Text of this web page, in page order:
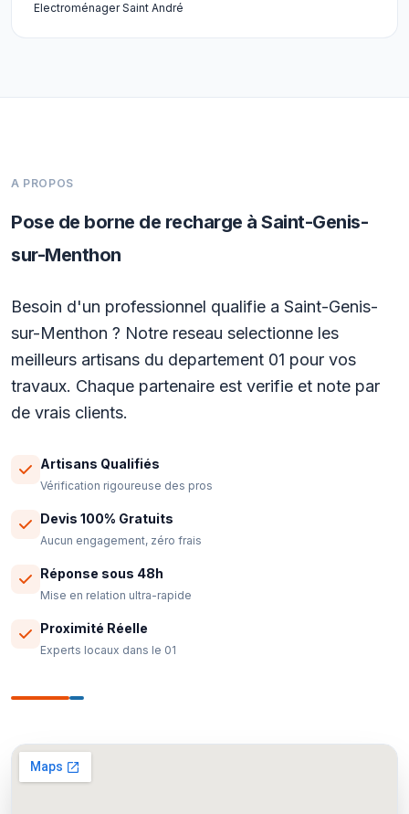
Electroménager Saint André
A PROPOS
Pose de borne de recharge à Saint-Genis-
sur-Menthon
Besoin d'un professionnel qualifie a Saint-Genis-
sur-Menthon ? Notre reseau selectionne les
meilleurs artisans du departement 01 pour vos
travaux. Chaque partenaire est verifie et note par
de vrais clients.
Artisans Qualifiés
Vérification rigoureuse des pros
Devis 100% Gratuits
Aucun engagement, zéro frais
Réponse sous 48h
Mise en relation ultra-rapide
Proximité Réelle
Experts locaux dans le 01